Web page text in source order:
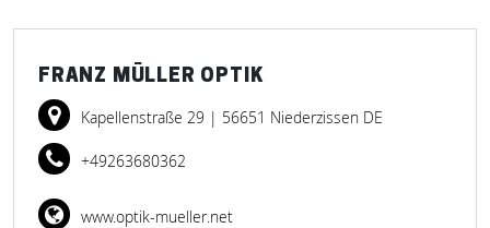
FRANZ MÜLLER OPTIK
Kapellenstraße 29 | 56651 Niederzissen DE
+49263680362
www.optik-mueller.net